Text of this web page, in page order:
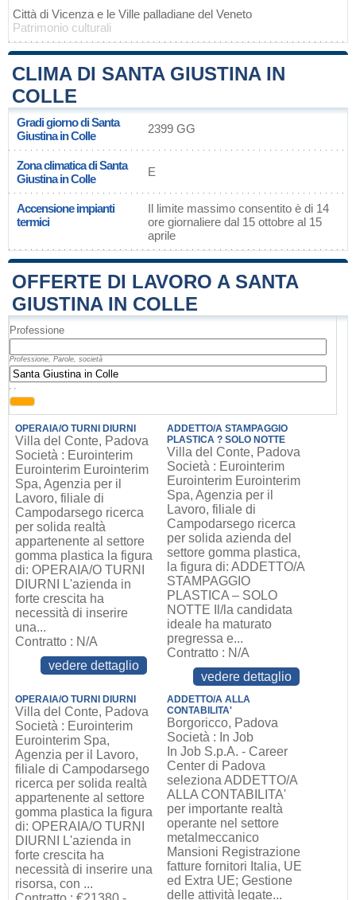
Città di Vicenza e le Ville palladiane del Veneto
Patrimonio culturali
CLIMA DI SANTA GIUSTINA IN
COLLE
Gradi giorno di Santa
Giustina in Colle
2399 GG
Zona climatica di Santa
Giustina in Colle
E
Accensione impianti
termici
Il limite massimo consentito è di 14
ore giornaliere dal 15 ottobre al 15
aprile
OFFERTE DI LAVORO A SANTA
GIUSTINA IN COLLE
Professione
Professione, Parole, società
, ,
OPERAIA/O TURNI DIURNI
Villa del Conte, Padova
Società : Eurointerim
Eurointerim Eurointerim
Spa, Agenzia per il
Lavoro, filiale di
Campodarsego ricerca
per solida realtà
appartenente al settore
gomma plastica la figura
di: OPERAIA/O TURNI
DIURNI L'azienda in
forte crescita ha
necessità di inserire
una...
Contratto : N/A
vedere dettaglio
ADDETTO/A STAMPAGGIO
PLASTICA ? SOLO NOTTE
Villa del Conte, Padova
Società : Eurointerim
Eurointerim Eurointerim
Spa, Agenzia per il
Lavoro, filiale di
Campodarsego ricerca
per solida azienda del
settore gomma plastica,
la figura di: ADDETTO/A
STAMPAGGIO
PLASTICA – SOLO
NOTTE Il/la candidata
ideale ha maturato
pregressa e...
Contratto : N/A
vedere dettaglio
OPERAIA/O TURNI DIURNI
Villa del Conte, Padova
Società : Eurointerim
Eurointerim Spa,
Agenzia per il Lavoro,
filiale di Campodarsego
ricerca per solida realtà
appartenente al settore
gomma plastica la figura
di: OPERAIA/O TURNI
DIURNI L'azienda in
forte crescita ha
necessità di inserire una
risorsa, con ...
ADDETTO/A ALLA
CONTABILITA'
Borgoricco, Padova
Società : In Job
In Job S.p.A. - Career
Center di Padova
seleziona ADDETTO/A
ALLA CONTABILITA'
per importante realtà
operante nel settore
metalmeccanico
Mansioni Registrazione
fatture fornitori Italia, UE
ed Extra UE; Gestione
delle attività legate...